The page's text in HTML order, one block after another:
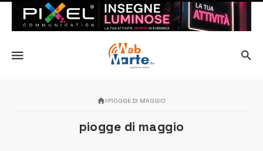
PIOGGE DI MAGGIO
piogge di maggio